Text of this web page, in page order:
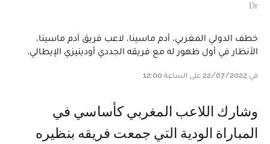
Dr
خطف الدولي المغربي، أدم ماسينا، لاعب فريق آدم ماسينا،
الأنظار في أول ظهور له مع فريقه الجددي أودينيزي الإيطالي.
في 22/07/2022 على الساعة 12:00
وشارك اللاعب المغربي كأساسي في
المباراة الودية التي جمعت فريقه بنظيره